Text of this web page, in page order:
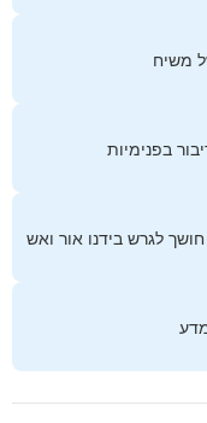
משיח
בפנימיות
לגרש בידנו אור ואש